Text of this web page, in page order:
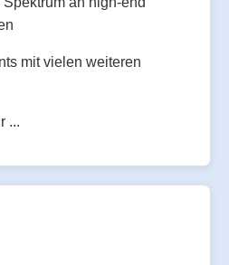
mit vielen weiteren
...